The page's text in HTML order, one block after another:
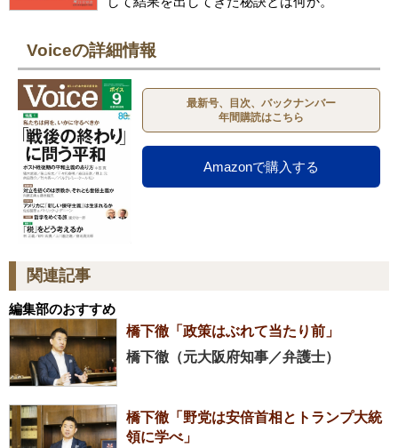
Voiceの詳細情報
最新号、目次、バックナンバー
年間購読はこちら
Amazonで購入する
関連記事
編集部のおすすめ
橋下徹「政策はぶれて当たり前」
橋下徹（元大阪府知事／弁護士）
橋下徹「野党は安倍首相とトランプ大統
領に学べ」